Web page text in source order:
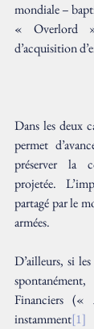
mondiale –
« Overlord
d’acquisition
Dans les deux
permet
préserver la
projetée.
partagé par le
armées.
D’ailleurs, si
Financiers («
instamment[1]